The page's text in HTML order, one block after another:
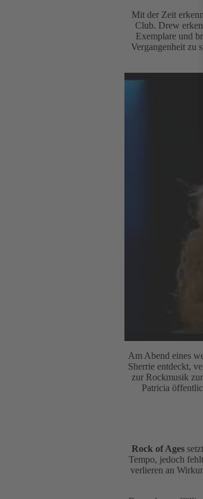
Mit der Zeit
Club. Drew
Exemplare und
Vergangenheit zu
Am Abend eines
Sherrie entdeckt,
zur Rockmusik
Patricia
Rock of Ages
Tempo, jedoch
verlieren an